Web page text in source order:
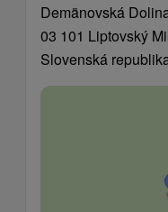
Demänovská
03 101 Liptovský
Slovenská